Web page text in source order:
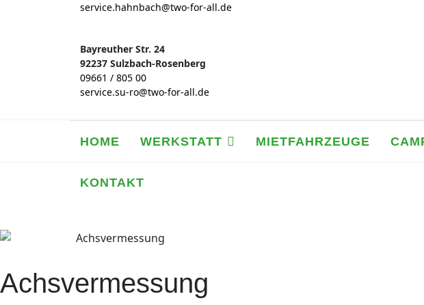
service.hahnbach@two-for-all.de
Bayreuther Str. 24
92237 Sulzbach-Rosenberg
09661 / 805 00
service.su-ro@two-for-all.de
HOME WERKSTATT MIETFAHRZEUGE
KONTAKT
Achsvermessung